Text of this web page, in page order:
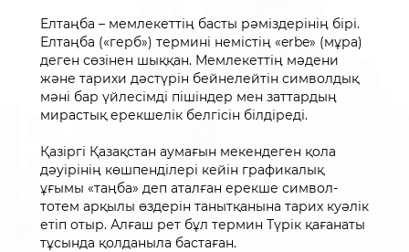
Елтаңба – мемлекеттің басты рәміздерінің бірі.
Елтаңба («герб») термині немістің «erbe» (мұра)
деген сөзінен шыққан. Мемлекеттің мәдени
және тарихи дәстүрін бейнелейтін символдық
мәні бар үйлесімді пішіндер мен заттардың
мирастық ерекшелік белгісін білдіреді.
Қазіргі Қазақстан аумағын мекендеген қола
дәуірінің көшпенділері кейін графикалық
ұғымы «таңба» деп аталған ерекше символ-
тотем арқылы өздерін танытқанына тарих куәлік
етіп отыр. Алғаш рет бұл термин Түрік қағанаты
тұсында қолданыла бастаған.